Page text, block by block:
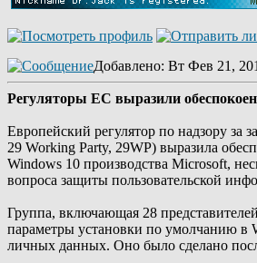
Добавлено: Вт Фев 21,
Регуляторы ЕС выразили
Европейский регулятор по надзору
29 Working Party, 29WP) выразила
Windows 10 производства Microsoft,
вопроса защиты пользовательской
Группа, включающая 28
параметры установки по умолчанию в
личных данных. Оно было сделано